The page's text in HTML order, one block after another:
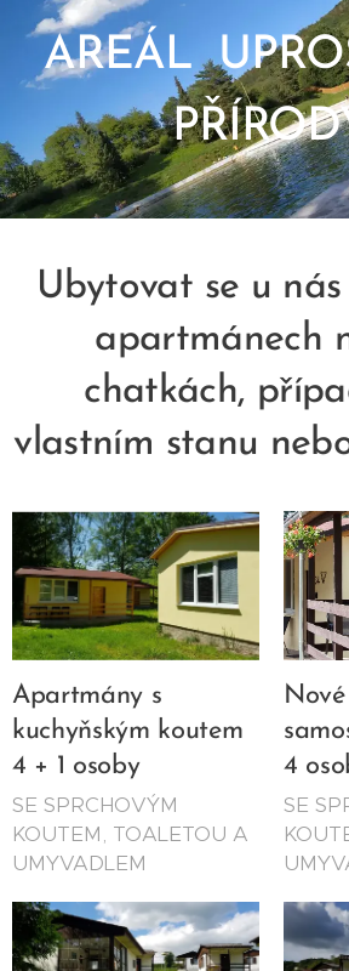
AREÁL
Ubytovat se u
apartmánech
chatkách,
vlastním stanu
Apartmány s
kuchyňským koutem
4 + 1 osoby
SE SPRCHOVÝM
KOUTEM, TOALETOU A
UMYVADLEM
4
SE